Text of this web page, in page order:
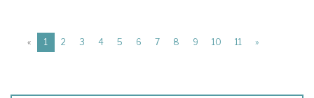
« 1 (current)
2 3 4 5 6 7 8 9 10 11 »